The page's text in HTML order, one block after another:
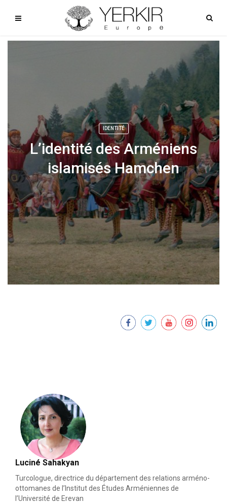
IDENTITÉ
L’identité des Arméniens
islamisés Hamchen
Luciné Sahakyan
Turcologue, directrice du département des relations arméno-
ottomanes de l’Institut des Études Arméniennes de
l’Université de Erevan